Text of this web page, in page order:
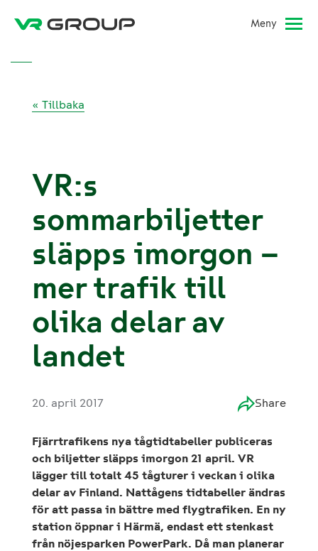
Meny
« Tillbaka
VR:s
sommarbiljetter
släpps imorgon –
mer trafik till
olika delar av
landet
20. april 2017 Share
Fjärrtrafikens nya tågtidtabeller publiceras
och biljetter släpps imorgon 21 april. VR
lägger till totalt 45 tågturer i veckan i olika
delar av Finland. Nattågens tidtabeller ändras
för att passa in bättre med flygtrafiken. En ny
station öppnar i Härmä, endast ett stenkast
från nöjesparken PowerPark. Då man planerar